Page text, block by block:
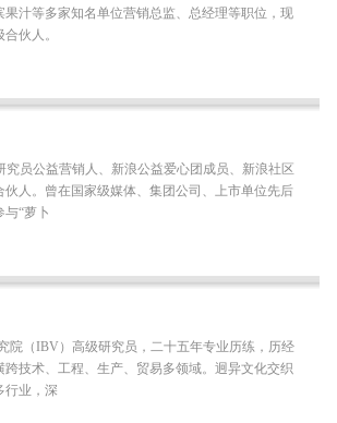
汁等多家知名单位营销总监、总经理等职位，现
伙人。
员公益营销人、新浪公益爱心团成员、新浪社区
人。曾在国家级媒体、集团公司、上市单位先后
“萝卜
院（IBV）高级研究员，二十五年专业历练，历经
技术、工程、生产、贸易多领域。迥异文化交织
行业，深